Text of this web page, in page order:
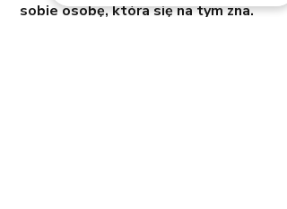
sobie osobę, która się na tym zna.